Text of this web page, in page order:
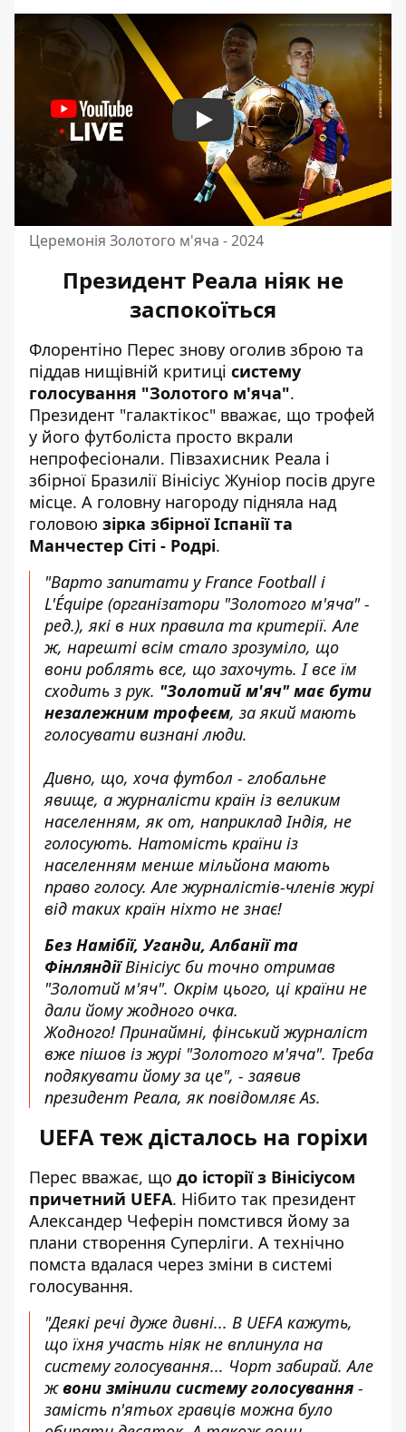
Play
Церемонія Золотого м'яча - 2024
Президент Реала ніяк не
заспокоїться
Флорентіно Перес знову оголив зброю та
піддав нищівній критиці систему
голосування "Золотого м'яча".
Президент "галактікос" вважає, що трофей
у його футболіста просто вкрали
непрофесіонали. Півзахисник Реала і
збірної Бразилії Вінісіус Жуніор посів друге
місце. А головну нагороду підняла над
головою зірка збірної Іспанії та
Манчестер Сіті - Родрі.
"Варто запитати у France Football і
L'Équipe (організатори "Золотого м'яча" -
ред.), які в них правила та критерії. Але
ж, нарешті всім стало зрозуміло, що
вони роблять все, що захочуть. І все їм
сходить з рук. "Золотий м'яч" має бути
незалежним трофеєм, за який мають
голосувати визнані люди.
Дивно, що, хоча футбол - глобальне
явище, а журналісти країн із великим
населенням, як от, наприклад Індія, не
голосують. Натомість країни із
населенням менше мільйона мають
право голосу. Але журналістів-членів журі
від таких країн ніхто не знає!
Без Намібії, Уганди, Албанії та
ФінляндіїВінісіус би точно отримав
"Золотий м'яч". Окрім цього, ці країни не
дали йому жодного очка.
Жодного! Принаймні, фінський журналіст
вже пішов із журі "Золотого м'яча". Треба
подякувати йому за це", - заявив
президент Реала, як повідомляє As.
UEFA теж дісталось на горіхи
Перес вважає, що до історії з Вінісіусом
причетний UEFA. Нібито так президент
Александер Чеферін помстився йому за
плани створення Суперліги. А технічно
помста вдалася через зміни в системі
голосування.
"Деякі речі дуже дивні... В UEFA кажуть,
що їхня участь ніяк не вплинула на
систему голосування... Чорт забирай. Але
жвони змінили систему голосування -
замість п'ятьох гравців можна було